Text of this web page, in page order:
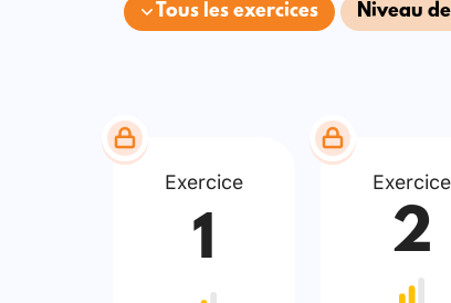
Tous les exercices Niveau
Exercice
1
Exercice
2